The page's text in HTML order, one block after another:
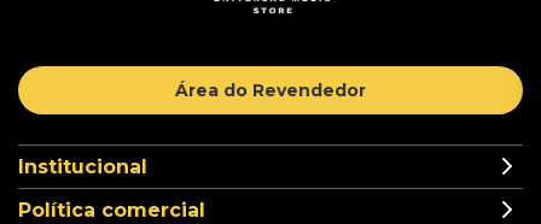
Área do Revendedor
Institucional
Política comercial